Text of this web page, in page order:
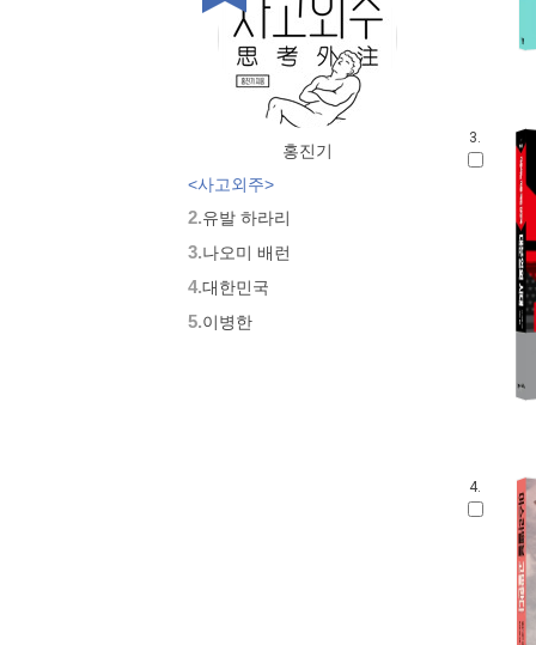
홍진기
<사고외주>
2.유발 하라리
3.나오미 배런
4.대한민국
5.이병한
3.
4.